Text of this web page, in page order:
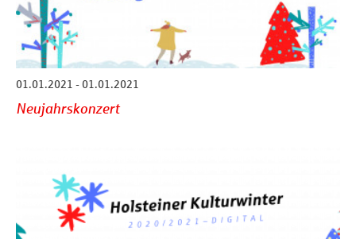
01.01.2021 - 01.01.2021
Neujahrskonzert